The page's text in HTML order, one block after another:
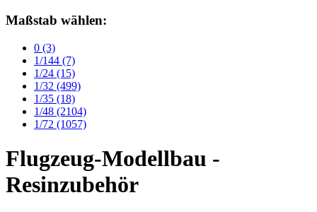
Maßstab wählen:
0 (3)
1/144 (7)
1/24 (15)
1/32 (499)
1/35 (18)
1/48 (2104)
1/72 (1057)
Flugzeug-Modellbau -
Resinzubehör